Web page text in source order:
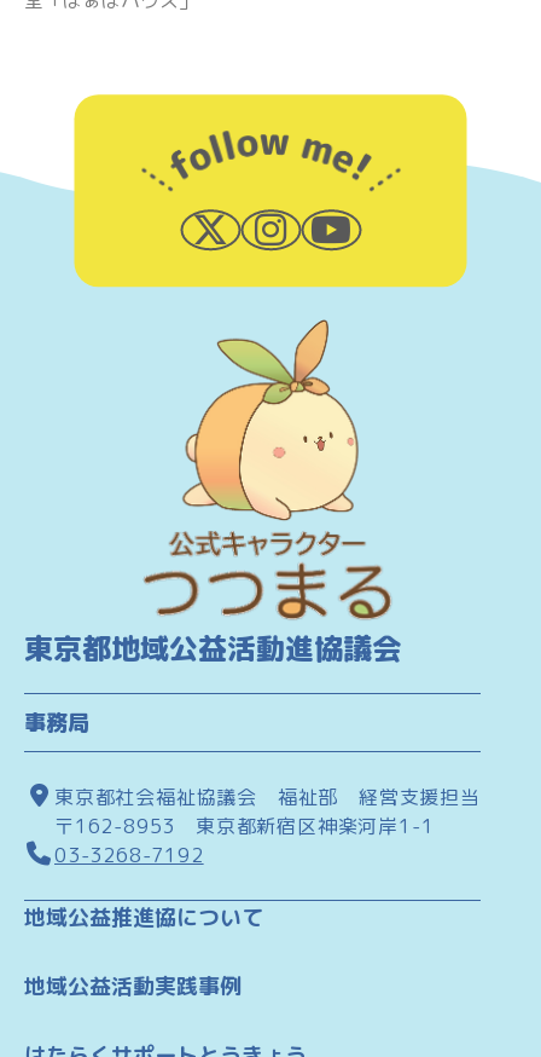
東京都地域公益活動進協議会
事務局
東京都社会福祉協議会 福祉部 経営支援担当
〒162-8953 東京都新宿区神楽河岸1-1
03-3268-7192
地域公益推進協について
地域公益活動実践事例